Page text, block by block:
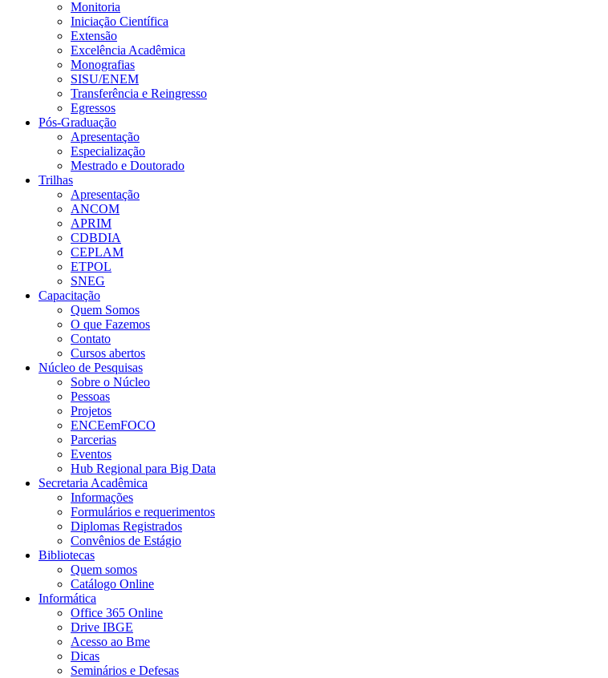
Monitoria
Iniciação Científica
Extensão
Excelência Acadêmica
Monografias
SISU/ENEM
Transferência e Reingresso
Egressos
Pós-Graduação
Apresentação
Especialização
Mestrado e Doutorado
Trilhas
Apresentação
ANCOM
APRIM
CDBDIA
CEPLAM
ETPOL
SNEG
Capacitação
Quem Somos
O que Fazemos
Contato
Cursos abertos
Núcleo de Pesquisas
Sobre o Núcleo
Pessoas
Projetos
ENCEemFOCO
Parcerias
Eventos
Hub Regional para Big Data
Secretaria Acadêmica
Informações
Formulários e requerimentos
Diplomas Registrados
Convênios de Estágio
Bibliotecas
Quem somos
Catálogo Online
Informática
Office 365 Online
Drive IBGE
Acesso ao Bme
Dicas
Seminários e Defesas